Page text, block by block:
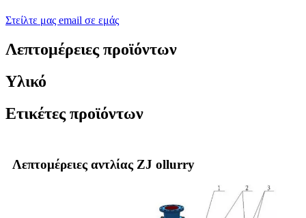
Στείλτε μας email σε εμάς
Λεπτομέρειες προϊόντων
Υλικό
Ετικέτες προϊόντων
Λεπτομέρειες αντλίας ZJ ollurry